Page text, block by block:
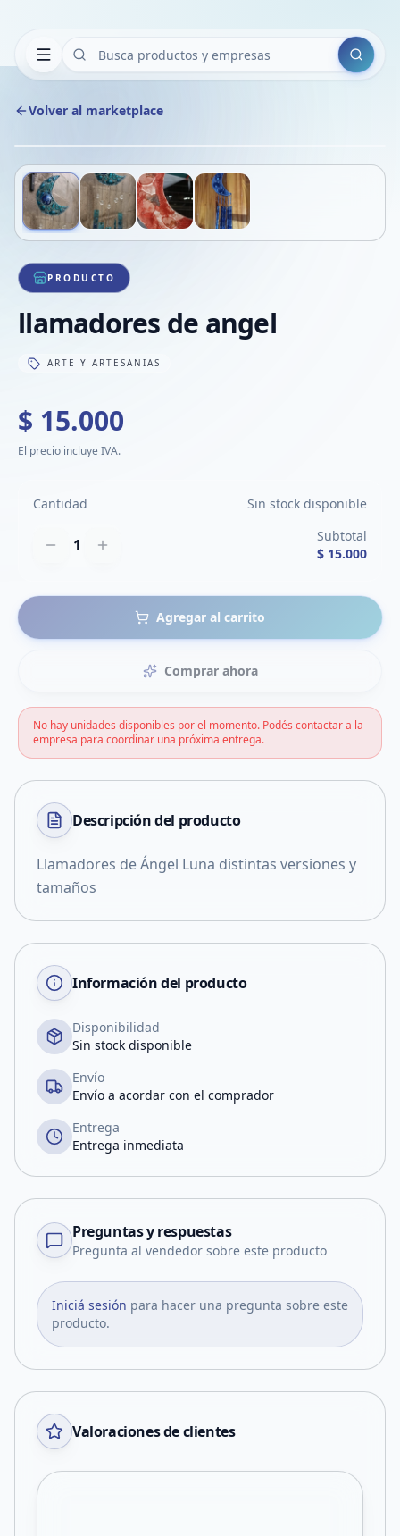
Buscar
Volver al marketplace
1/4
PRODUCTO
llamadores de angel
ARTE Y ARTESANIAS
$ 15.000
El precio incluye IVA.
Cantidad Sin stock disponible
1
Subtotal
$ 15.000
Agregar al carrito
Comprar ahora
No hay unidades disponibles por el momento. Podés contactar a la
empresa para coordinar una próxima entrega.
Descripción del producto
Llamadores de Ángel Luna distintas versiones y
tamaños
Información del producto
Disponibilidad
Sin stock disponible
Envío
Envío a acordar con el comprador
Entrega
Entrega inmediata
Preguntas y respuestas
Pregunta al vendedor sobre este producto
Iniciá sesión para hacer una pregunta sobre este
producto.
Valoraciones de clientes